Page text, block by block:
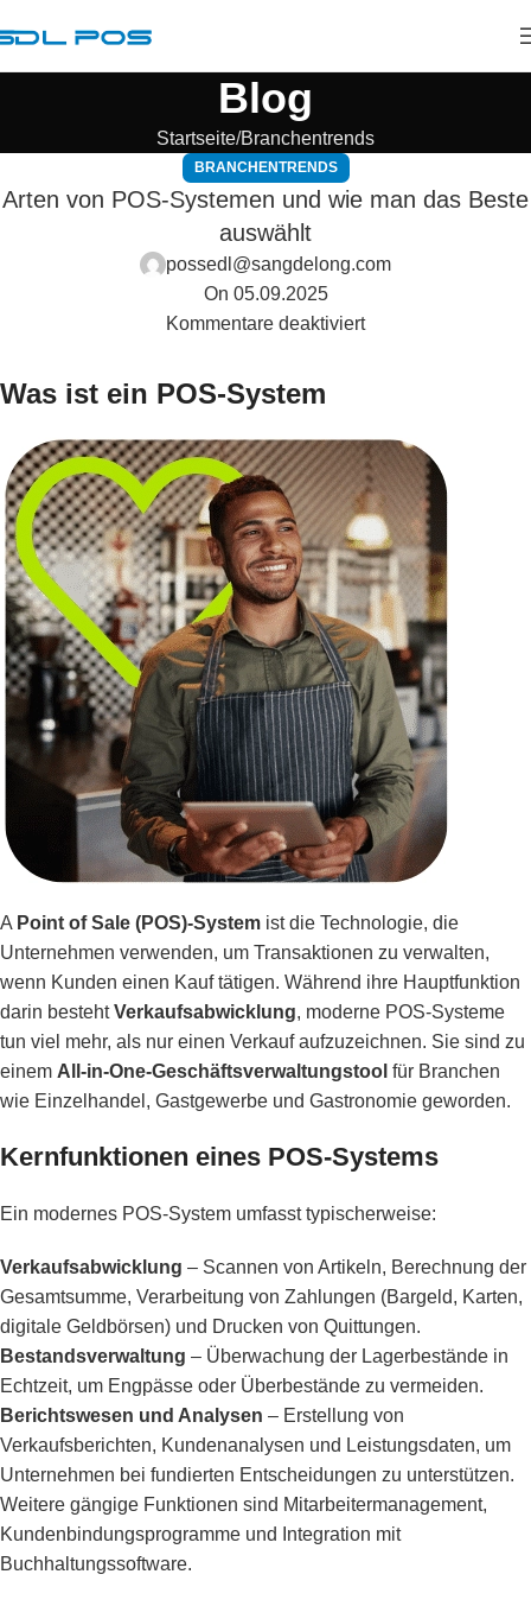
Blog
Startseite Branchentrends
BRANCHENTRENDS
Arten von POS-Systemen und wie man das Beste
auswählt
possedl@sangdelong.com
On 05.09.2025
Kommentare deaktiviert
Was ist ein POS-System
A Point of Sale (POS)-System ist die Technologie, die
Unternehmen verwenden, um Transaktionen zu verwalten,
wenn Kunden einen Kauf tätigen. Während ihre Hauptfunktion
darin bestehtVerkaufsabwicklung, moderne POS-Systeme
tun viel mehr, als nur einen Verkauf aufzuzeichnen. Sie sind zu
einem All-in-One-Geschäftsverwaltungstool für Branchen
wie Einzelhandel, Gastgewerbe und Gastronomie geworden.
Kernfunktionen eines POS-Systems
Ein modernes POS-System umfasst typischerweise:
Verkaufsabwicklung – Scannen von Artikeln, Berechnung der
Gesamtsumme, Verarbeitung von Zahlungen (Bargeld, Karten,
digitale Geldbörsen) und Drucken von Quittungen.
Bestandsverwaltung – Überwachung der Lagerbestände in
Echtzeit, um Engpässe oder Überbestände zu vermeiden.
Berichtswesen und Analysen – Erstellung von
Verkaufsberichten, Kundenanalysen und Leistungsdaten, um
Unternehmen bei fundierten Entscheidungen zu unterstützen.
Weitere gängige Funktionen sind Mitarbeitermanagement,
Kundenbindungsprogramme und Integration mit
Buchhaltungssoftware.